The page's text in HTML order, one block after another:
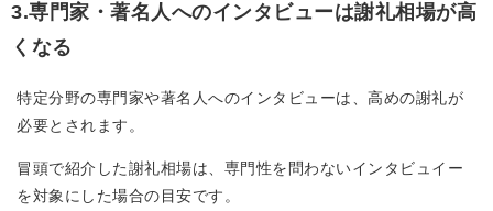
3.専門家・著名人へのインタビューは謝礼相場が高
くなる
特定分野の専門家や著名人へのインタビューは、高めの謝礼が
必要とされます。
冒頭で紹介した謝礼相場は、専門性を問わないインタビュイー
を対象にした場合の目安です。